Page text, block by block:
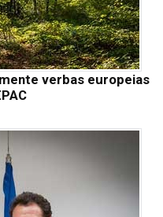
verbas europeias